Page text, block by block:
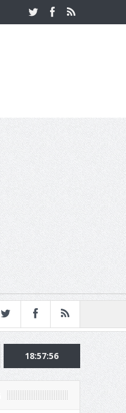
Το Top 5 της εβδομάδας
18:57:57